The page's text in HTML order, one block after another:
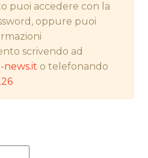
puoi accedere con la
oppure puoi
scrivendo ad
news.it o telefonando